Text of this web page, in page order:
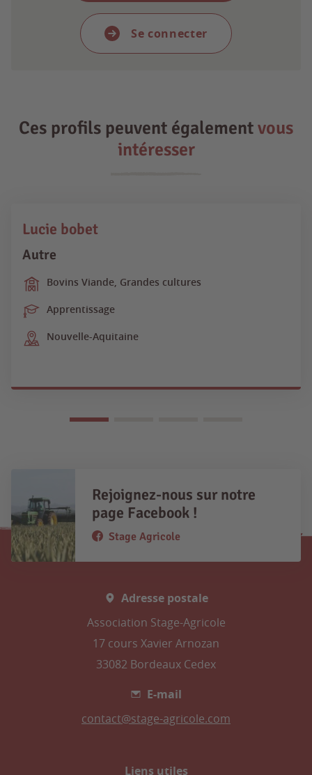
Se connecter
Ces profils peuvent égalementvous
intéresser
Lucie bobet
Autre
Bovins Viande, Grandes cultures
Apprentissage
Nouvelle-Aquitaine
Rejoignez-nous sur notre
page Facebook !
Stage Agricole
Adresse postale
Association Stage-Agricole
17 cours Xavier Arnozan
33082 Bordeaux Cedex
E-mail
contact@stage-agricole.com
Liens utiles